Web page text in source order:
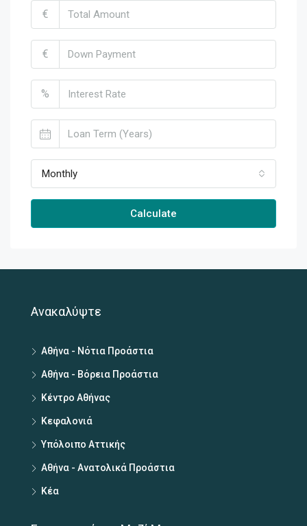
€
€
%
Monthly
Calculate
Ανακαλύψτε
Αθήνα - Νότια Προάστια
Αθήνα - Βόρεια Προάστια
Κέντρο Αθήνας
Κεφαλονιά
Υπόλοιπο Αττικής
Αθήνα - Ανατολικά Προάστια
Κέα